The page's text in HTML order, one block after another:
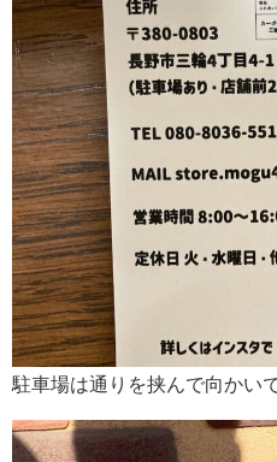
駐車場は通りを挟んで向かい